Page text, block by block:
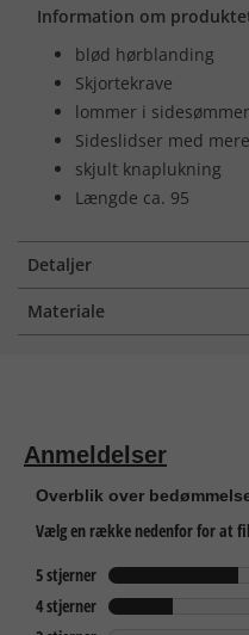
Information om
blød hørblanding
Skjortekrave
lommer i
Sideslidser med
skjult knaplukning
Længde ca. 95
Detaljer
Materiale